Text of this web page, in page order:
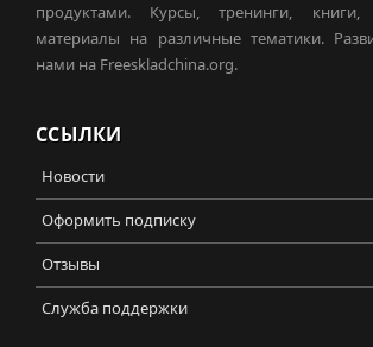
продуктами. Курсы, тренинги,
материалы на различные тематики.
нами на Freeskladchina.org.
ССЫЛКИ
Новости
Оформить подписку
Отзывы
Служба поддержки